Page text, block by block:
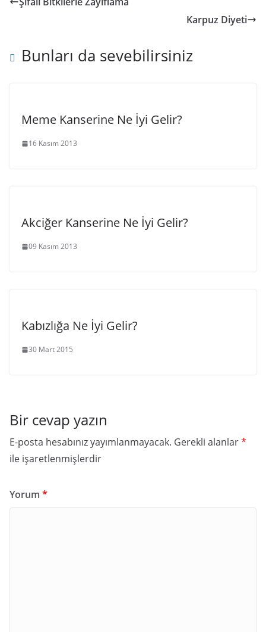
Karpuz Diyeti
Bunları da sevebilirsiniz
Meme Kanserine Ne İyi Gelir?
16 Kasım 2013
Akciğer Kanserine Ne İyi Gelir?
09 Kasım 2013
Kabızlığa Ne İyi Gelir?
30 Mart 2015
Bir cevap yazın
E-posta hesabınız yayımlanmayacak. Gerekli alanlar*
ile işaretlenmişlerdir
Yorum *